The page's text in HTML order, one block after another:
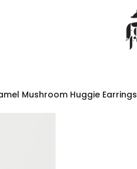
Mushroom Huggie Earrings